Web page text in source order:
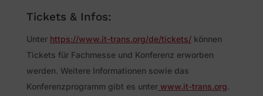
Tickets & Infos:
Unter https://www.it-trans.org/de/tickets/können
Tickets für Fachmesse und Konferenz erworben
werden. Weitere Informationen sowie das
Konferenzprogramm gibt es unterwww.it-trans.org.